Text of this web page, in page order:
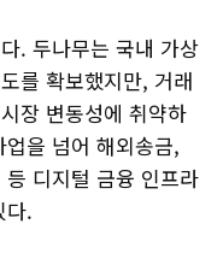
. 두나무는 국내 가상
를 확보했지만, 거래
장 변동성에 취약하
을 넘어 해외송금,
디지털 금융 인프라
다.